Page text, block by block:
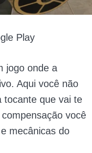
Play
jogo onde a
Aqui você não
tocante que vai te
você
mecânicas do